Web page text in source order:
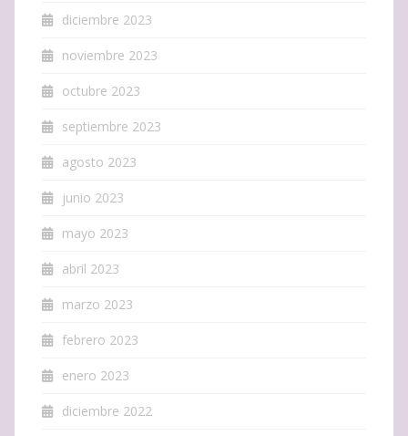
diciembre 2023
noviembre 2023
octubre 2023
septiembre 2023
agosto 2023
junio 2023
mayo 2023
abril 2023
marzo 2023
febrero 2023
enero 2023
diciembre 2022